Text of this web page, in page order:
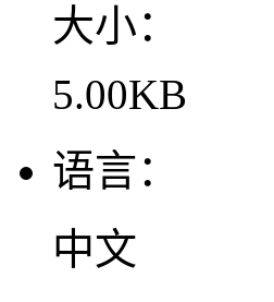
大小：
5.00KB
语言：
中文